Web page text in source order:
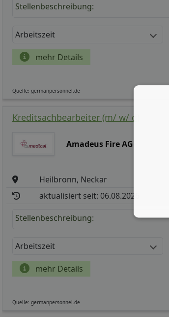
Stellenbeschreibung:
Arbeitszeit
mehr Details
Quelle: germanpersonnel.de
Kreditsachbearbeiter (m/ w/ d)
Amadeus Fire AG
Heilbronn, Neckar
aktualisiert seit: 06.08.2026
Stellenbeschreibung:
Arbeitszeit
mehr Details
Quelle: germanpersonnel.de